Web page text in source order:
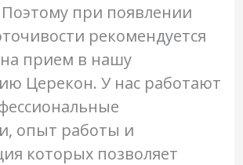
при появлении
рекомендуется
на прием в нашу
Церекон. У нас работают
опыт работы и
которых позволяет